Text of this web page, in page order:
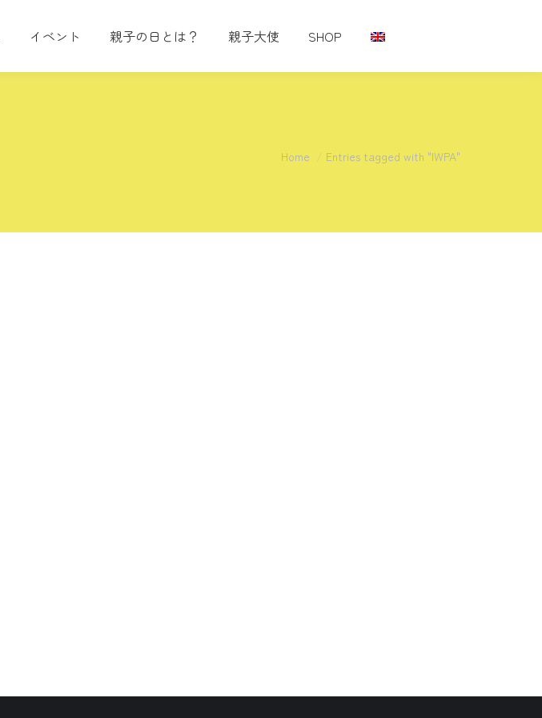
イベント 親子の日とは？ 親子大使 SHOP
You are here:
Home Entries tagged with "IWPA"